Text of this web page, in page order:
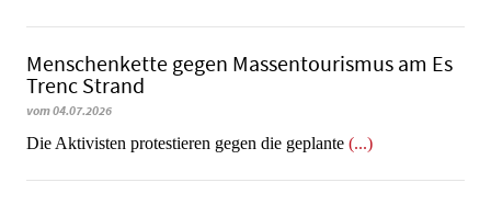
Menschenkette gegen Massentourismus am Es
Trenc Strand
vom 04.07.2026
Die Aktivisten protestieren gegen die geplante (...)